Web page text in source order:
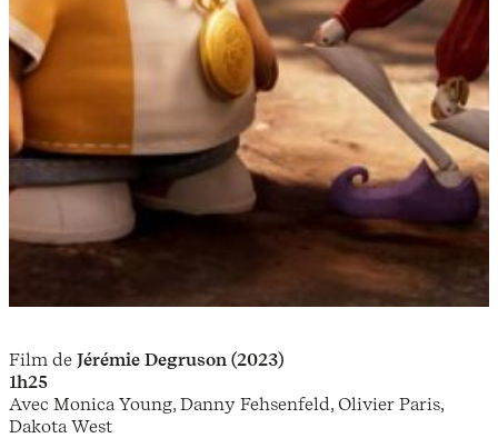
Film de Jérémie Degruson (2023)
1h25
Avec Monica Young, Danny Fehsenfeld, Olivier Paris,
Dakota West